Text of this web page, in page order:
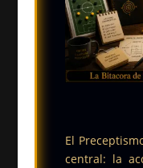
El
central: la